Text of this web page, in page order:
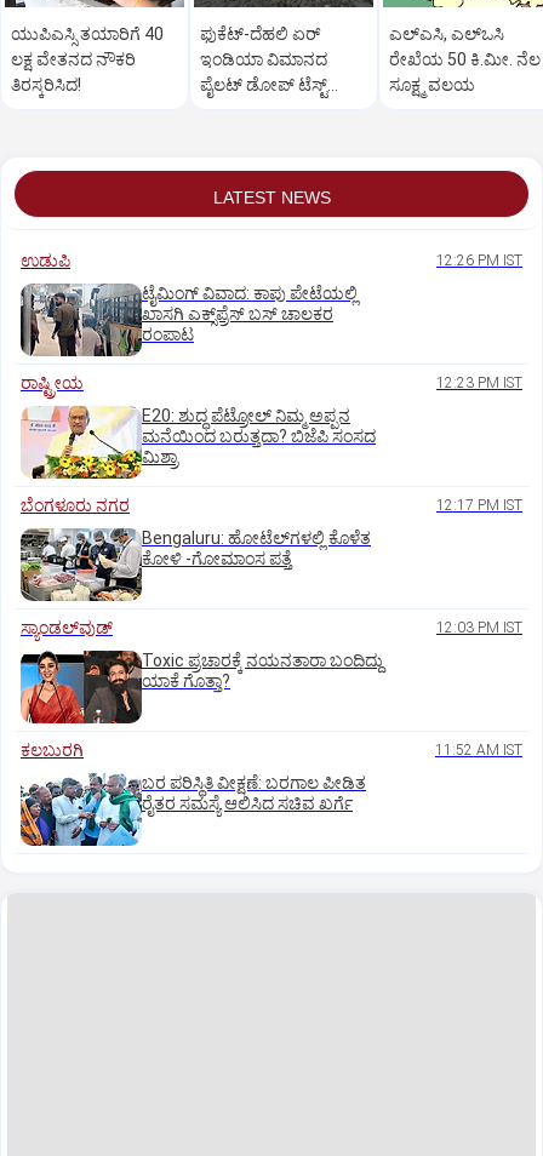
ಯುಪಿಎಸ್ಸಿ ತಯಾರಿಗೆ 40
ಲಕ್ಷ ವೇತನದ ನೌಕರಿ
ತಿರಸ್ಕರಿಸಿದ!
ಫುಕೆಟ್‌-ದೆಹಲಿ ಏರ್‌
ಇಂಡಿಯಾ ವಿಮಾನದ
ಪೈಲಟ್‌ ಡೋಪ್‌ ಟೆಸ್ಟ್‌
ಎಲ್‌ಎಸಿ, ಎಲ್‌ಒಸಿ
ರೇಖೆಯ 50 ಕಿ.ಮೀ. ನೆಲ
ಸೂಕ್ಷ್ಮ ವಲಯ
LATEST NEWS
ಉಡುಪಿ 12:26 PM IST
ಟೈಮಿಂಗ್‌ ವಿವಾದ: ಕಾಪು ಪೇಟೆಯಲ್ಲಿ
ಖಾಸಗಿ ಎಕ್ಸ್‌ಪ್ರೆಸ್ ಬಸ್‌ ಚಾಲಕರ
ರಂಪಾಟ
ರಾಷ್ಟ್ರೀಯ 12:23 PM IST
E20: ಶುದ್ಧ ಪೆಟ್ರೋಲ್ ನಿಮ್ಮ ಅಪ್ಪನ
ಮನೆಯಿಂದ ಬರುತ್ತದಾ? ಬಿಜೆಪಿ ಸಂಸದ
ಮಿಶ್ರಾ
ಬೆಂಗಳೂರು ನಗರ 12:17 PM IST
Bengaluru: ಹೋಟೆಲ್‌ಗ‌ಳಲ್ಲಿ ಕೊಳೆತ
ಕೋಳಿ -ಗೋಮಾಂಸ ಪತ್ತೆ
ಸ್ಯಾಂಡಲ್‌ವುಡ್‌ 12:03 PM IST
Toxic ಪ್ರಚಾರಕ್ಕೆ ನಯನತಾರಾ ಬಂದಿದ್ದು
ಯಾಕೆ ಗೊತ್ತಾ?
ಕಲಬುರಗಿ 11:52 AM IST
ಬರ ಪರಿಸ್ಥಿತಿ ವೀಕ್ಷಣೆ: ಬರಗಾಲ ಪೀಡಿತ
ರೈತರ ಸಮಸ್ಯೆ ಆಲಿಸಿದ ಸಚಿವ ಖರ್ಗೆ